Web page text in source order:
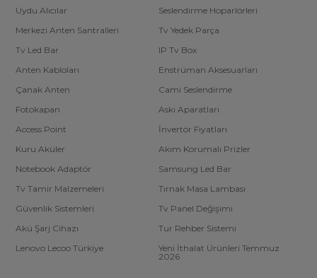
Uydu Alıcılar
Seslendirme Hoparlörleri
Merkezi Anten Santralleri
Tv Yedek Parça
Tv Led Bar
IP Tv Box
Anten Kabloları
Enstrüman Aksesuarları
Çanak Anten
Cami Seslendirme
Fotokapan
Askı Aparatları
Access Point
İnvertör Fiyatları
Kuru Aküler
Akım Korumalı Prizler
Notebook Adaptör
Samsung Led Bar
Tv Tamir Malzemeleri
Tırnak Masa Lambası
Güvenlik Sistemleri
Tv Panel Değişimi
Akü Şarj Cihazı
Tur Rehber Sistemi
Lenovo Lecoo Türkiye
Yeni İthalat Ürünleri Temmuz
2026